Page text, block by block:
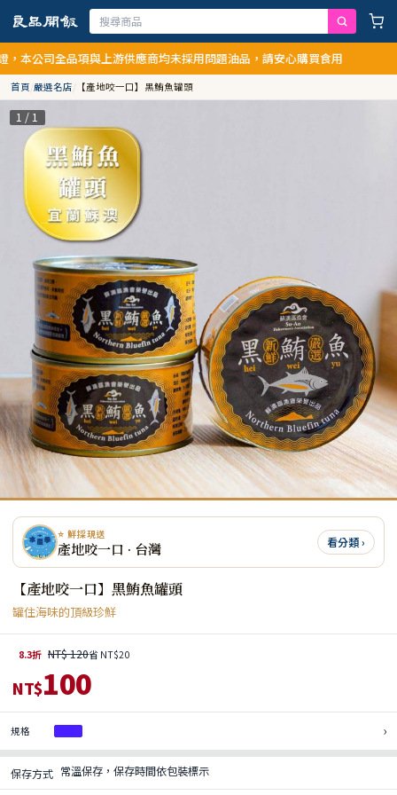
公司全品項與上游供應商均未採用問題油品，請安心購買食用
首頁/嚴選名店/ 【產地咬一口】黑鮪魚罐頭
1 / 1
⭐ 鮮採現送
產地咬一口 · 台灣 看分類 ›
【產地咬一口】黑鮪魚罐頭
罐住海味的頂級珍鮮
8.3折 NT$ 120省 NT$20
NT$100
規格 ›
保存方式 常溫保存，保存時間依包裝標示